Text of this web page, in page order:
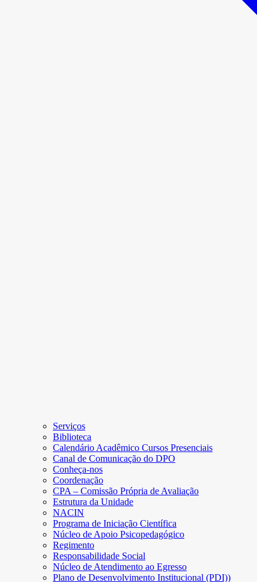
Serviços
Biblioteca
Calendário Acadêmico Cursos Presenciais
Canal de Comunicação do DPO
Conheça-nos
Coordenação
CPA – Comissão Própria de Avaliação
Estrutura da Unidade
NACIN
Programa de Iniciação Científica
Núcleo de Apoio Psicopedagógico
Regimento
Responsabilidade Social
Núcleo de Atendimento ao Egresso
Plano de Desenvolvimento Institucional (PDI))